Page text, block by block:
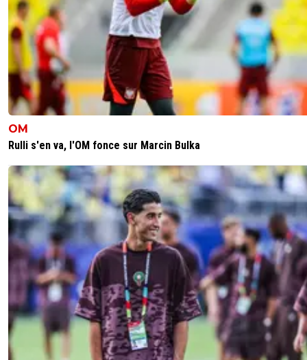
OM
Rulli s'en va, l'OM fonce sur Marcin Bulka